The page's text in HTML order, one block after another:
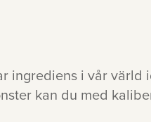
ingrediens i vår värld
kan du med